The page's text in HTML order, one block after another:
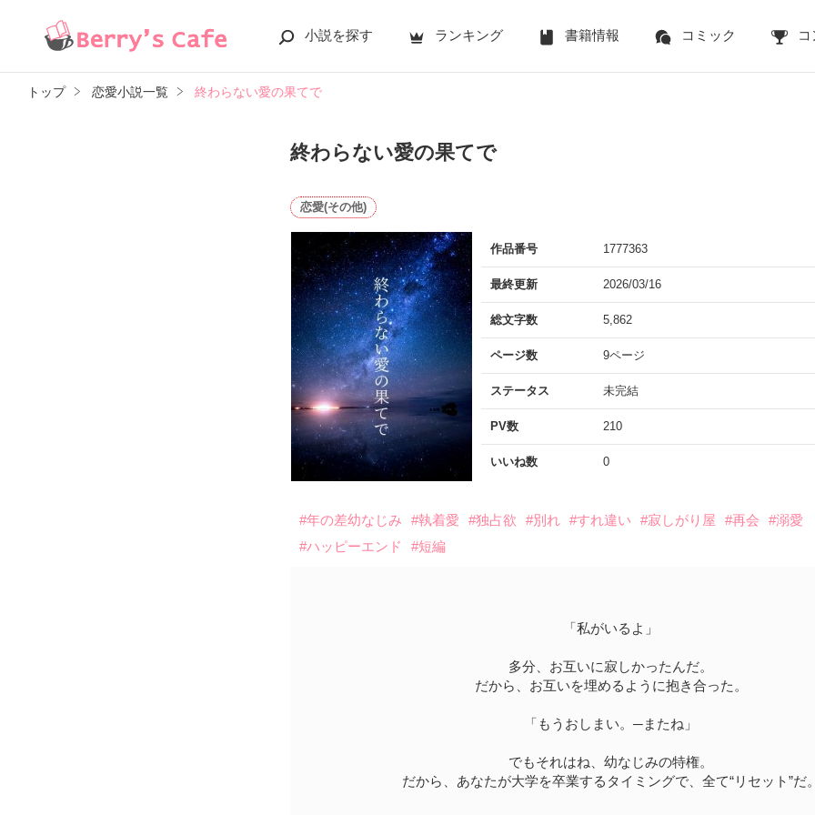
小説を探す ランキング 書籍情報 コミック
トップ 恋愛小説一覧 終わらない愛の果てで
終わらない愛の果てで
恋愛(その他)
作品番号 1777363
最終更新 2026/03/16
総文字数 5,862
ページ数 9ページ
ステータス 未完結
PV数 210
いいね数 0
#年の差幼なじみ #執着愛 #独占欲 #別れ #すれ違い #寂しがり屋 #再会
#溺愛
#ハッピーエンド
#短編
「私がいるよ」
多分、お互いに寂しかったんだ。
だから、お互いを埋めるように抱き合った。
「もうおしまい。─またね」
でもそれはね、幼なじみの特権。
だから、あなたが大学を卒業するタイミングで、全て“リセット”だ